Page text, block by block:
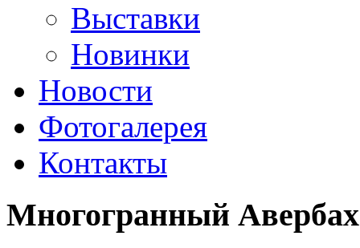
Выставки
Новинки
Новости
Фотогалерея
Контакты
Многогранный Авербах